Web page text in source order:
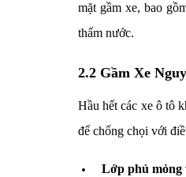
mặt gầm xe, bao
thấm nước.
2.2 Gầm Xe
Hầu hết các xe ô tô
để chống chọi với
Lớp phủ mỏng